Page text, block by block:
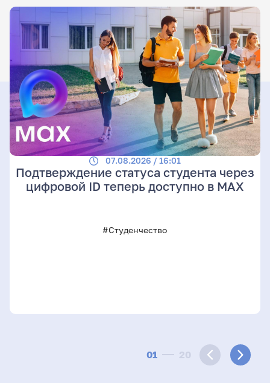
01 20
07.08.2026 / 16:01
Подтверждение статуса студента через
цифровой ID теперь доступно в МАХ
#Студенчество